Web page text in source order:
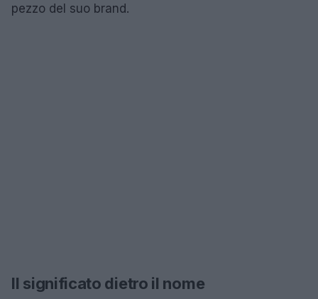
pezzo del suo brand.
Il significato dietro il nome